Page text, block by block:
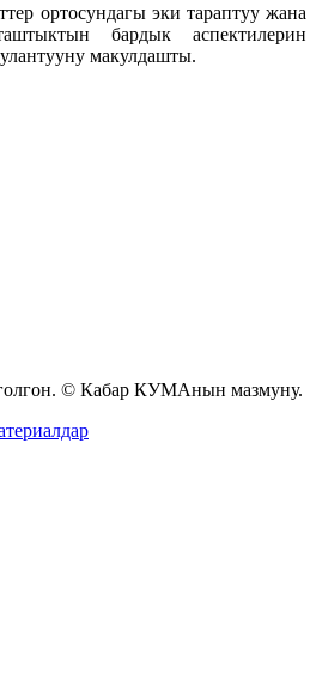
ортосундагы эки тараптуу жана
бардык аспектилерин
макулдашты.
© Кабар КУМАнын мазмуну.